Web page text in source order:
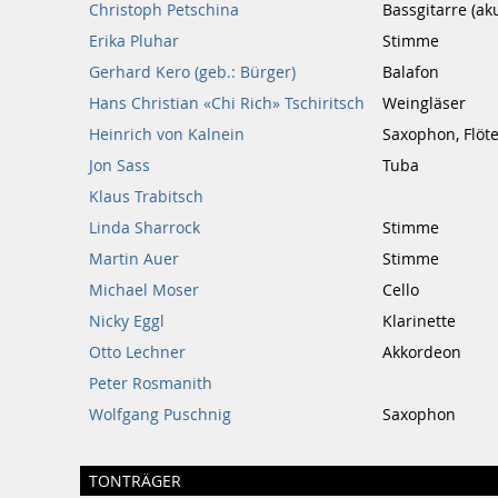
Christoph Petschina
Bassgitarre
Erika Pluhar
Stimme
Gerhard Kero (geb.: Bürger)
Balafon
Hans Christian «Chi Rich» Tschiritsch
Weingläser
Heinrich von Kalnein
Saxophon, Flöte
Jon Sass
Tuba
Klaus Trabitsch
Linda Sharrock
Stimme
Martin Auer
Stimme
Michael Moser
Cello
Nicky Eggl
Klarinette
Otto Lechner
Akkordeon
Peter Rosmanith
Wolfgang Puschnig
Saxophon
TONTRÄGER